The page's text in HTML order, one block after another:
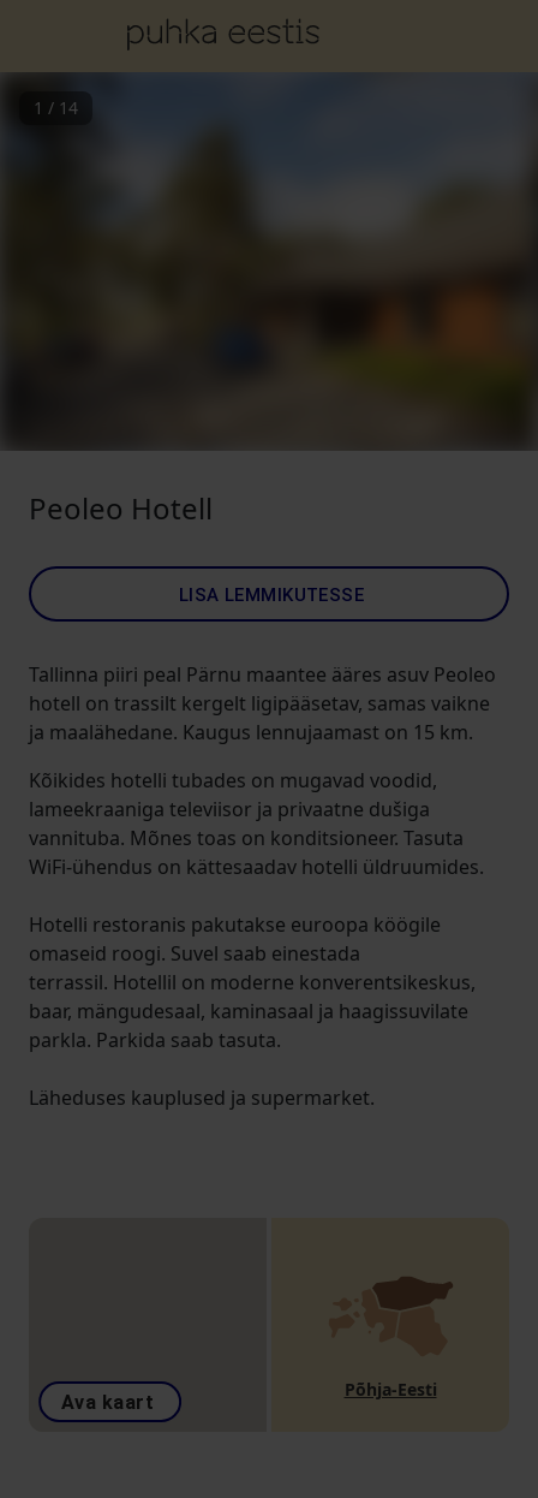
1 / 14
Peoleo Hotell
LISA LEMMIKUTESSE
Tallinna piiri peal Pärnu maantee ääres asuv Peoleo
hotell on trassilt kergelt ligipääsetav, samas vaikne
ja maalähedane. Kaugus lennujaamast on 15 km.
Kõikides hotelli tubades on mugavad voodid,
lameekraaniga televiisor ja privaatne dušiga
vannituba. Mõnes toas on konditsioneer. Tasuta
WiFi-ühendus on kättesaadav hotelli üldruumides.
Hotelli restoranis pakutakse euroopa köögile
omaseid roogi. Suvel saab einestada
terrassil. Hotellil on moderne konverentsikeskus,
baar, mängudesaal, kaminasaal ja haagissuvilate
parkla. Parkida saab tasuta.
Läheduses kauplused ja supermarket.
Ava kaart
Põhja-Eesti